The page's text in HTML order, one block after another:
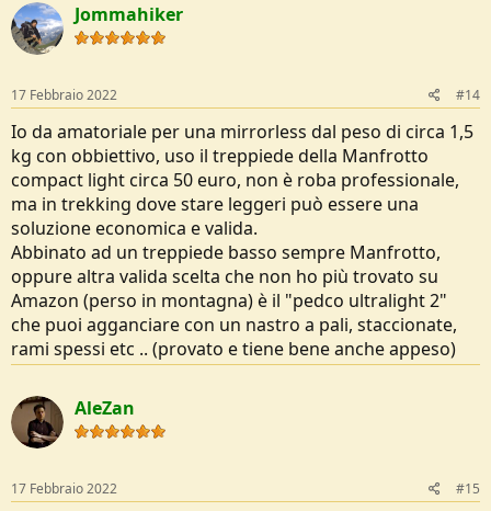
Jommahiker
17 Febbraio 2022 #14
Io da amatoriale per una mirrorless dal peso di circa 1,5
kg con obbiettivo, uso il treppiede della Manfrotto
compact light circa 50 euro, non è roba professionale,
ma in trekking dove stare leggeri può essere una
soluzione economica e valida.
Abbinato ad un treppiede basso sempre Manfrotto,
oppure altra valida scelta che non ho più trovato su
Amazon (perso in montagna) è il "pedco ultralight 2"
che puoi agganciare con un nastro a pali, staccionate,
rami spessi etc .. (provato e tiene bene anche appeso)
AleZan
17 Febbraio 2022 #15